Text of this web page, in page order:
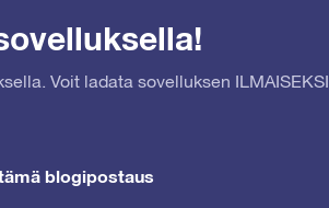
Voit ladata sovelluksen ILMAISEKSI
blogipostaus